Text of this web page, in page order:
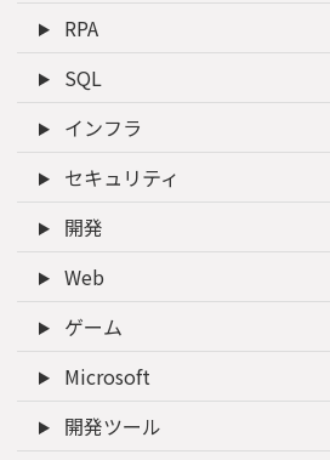
RPA
SQL
インフラ
セキュリティ
開発
Web
ゲーム
Microsoft
開発ツール